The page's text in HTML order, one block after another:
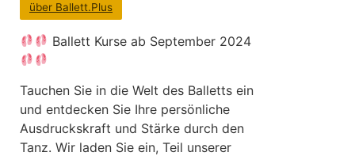
Ballett Kurse ab September 2024
Tauchen Sie in die Welt des Balletts ein
und entdecken Sie Ihre persönliche
Ausdruckskraft und Stärke durch den
Tanz. Wir laden Sie ein, Teil unserer
über Ballett.Plus